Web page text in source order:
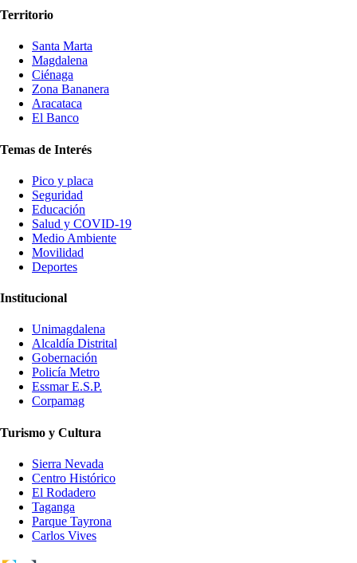
Territorio
Santa Marta
Magdalena
Ciénaga
Zona Bananera
Aracataca
El Banco
Temas de Interés
Pico y placa
Seguridad
Educación
Salud y COVID-19
Medio Ambiente
Movilidad
Deportes
Institucional
Unimagdalena
Alcaldía Distrital
Gobernación
Policía Metro
Essmar E.S.P.
Corpamag
Turismo y Cultura
Sierra Nevada
Centro Histórico
El Rodadero
Taganga
Parque Tayrona
Carlos Vives